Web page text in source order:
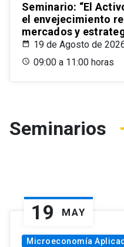
Seminario: “El
el envejecimiento
mercados y
19 de Agosto de
09:00 a 11:00 horas
Seminarios
19 MAY
Microeconomía